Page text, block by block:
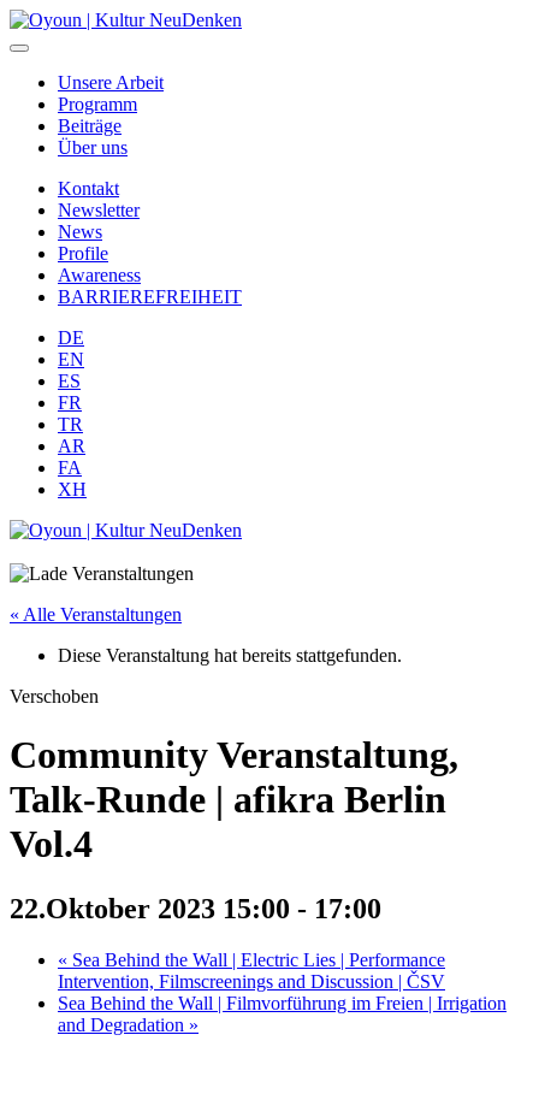
Unsere Arbeit
Programm
Beiträge
Über uns
Kontakt
Newsletter
News
Profile
Awareness
BARRIEREFREIHEIT
DE
EN
ES
FR
TR
AR
FA
XH
« Alle Veranstaltungen
Diese Veranstaltung hat bereits stattgefunden.
Verschoben
Community Veranstaltung,
Talk-Runde | afikra Berlin
Vol.4
22.Oktober 2023 15:00 - 17:00
« Sea Behind the Wall | Electric Lies | Performance
Intervention, Filmscreenings and Discussion | ČSV
Sea Behind the Wall | Filmvorführung im Freien | Irrigation
and Degradation »